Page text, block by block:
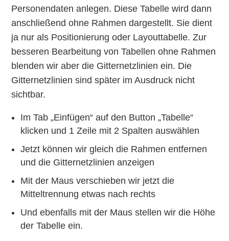
Personendaten anlegen. Diese Tabelle wird dann
anschließend ohne Rahmen dargestellt. Sie dient
ja nur als Positionierung oder Layouttabelle. Zur
besseren Bearbeitung von Tabellen ohne Rahmen
blenden wir aber die Gitternetzlinien ein. Die
Gitternetzlinien sind später im Ausdruck nicht
sichtbar.
Im Tab „Einfügen“ auf den Button „Tabelle“
klicken und 1 Zeile mit 2 Spalten auswählen
Jetzt können wir gleich die Rahmen entfernen
und die Gitternetzlinien anzeigen
Mit der Maus verschieben wir jetzt die
Mitteltrennung etwas nach rechts
Und ebenfalls mit der Maus stellen wir die Höhe
der Tabelle ein.